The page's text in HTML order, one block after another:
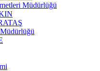
Müdürlüğü